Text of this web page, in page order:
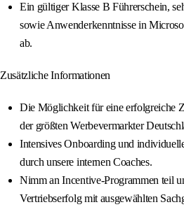
Ein gültiger Klasse B Führerschein,
sowie Anwenderkenntnisse in
ab.
Zusätzliche Informationen
Die Möglichkeit für eine erfolgreiche
der größten Werbevermarkter
Intensives Onboarding und
durch unsere internen Coaches.
Nimm an Incentive-Programmen teil
Vertriebserfolg mit ausgewählten